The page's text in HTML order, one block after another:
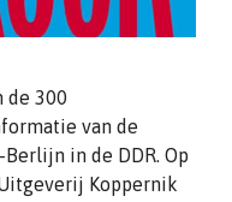
de 300
van de
in de DDR. Op
Koppernik